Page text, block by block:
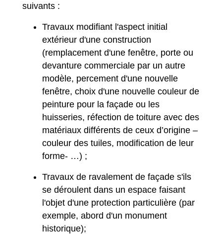
suivants :
Travaux modifiant l'aspect initial
extérieur d'une construction
(remplacement d'une fenêtre, porte ou
devanture commerciale par un autre
modèle, percement d'une nouvelle
fenêtre, choix d'une nouvelle couleur de
peinture pour la façade ou les
huisseries, réfection de toiture avec des
matériaux différents de ceux d’origine –
couleur des tuiles, modification de leur
forme- …) ;
Travaux de ravalement de façade s'ils
se déroulent dans un espace faisant
l'objet d'une protection particulière (par
exemple, abord d'un monument
historique);